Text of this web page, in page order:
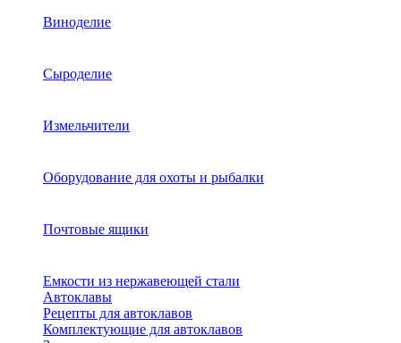
Виноделие
Сыроделие
Измельчители
Оборудование для охоты и рыбалки
Почтовые ящики
Емкости из нержавеющей стали
Автоклавы
Рецепты для автоклавов
Комплектующие для автоклавов